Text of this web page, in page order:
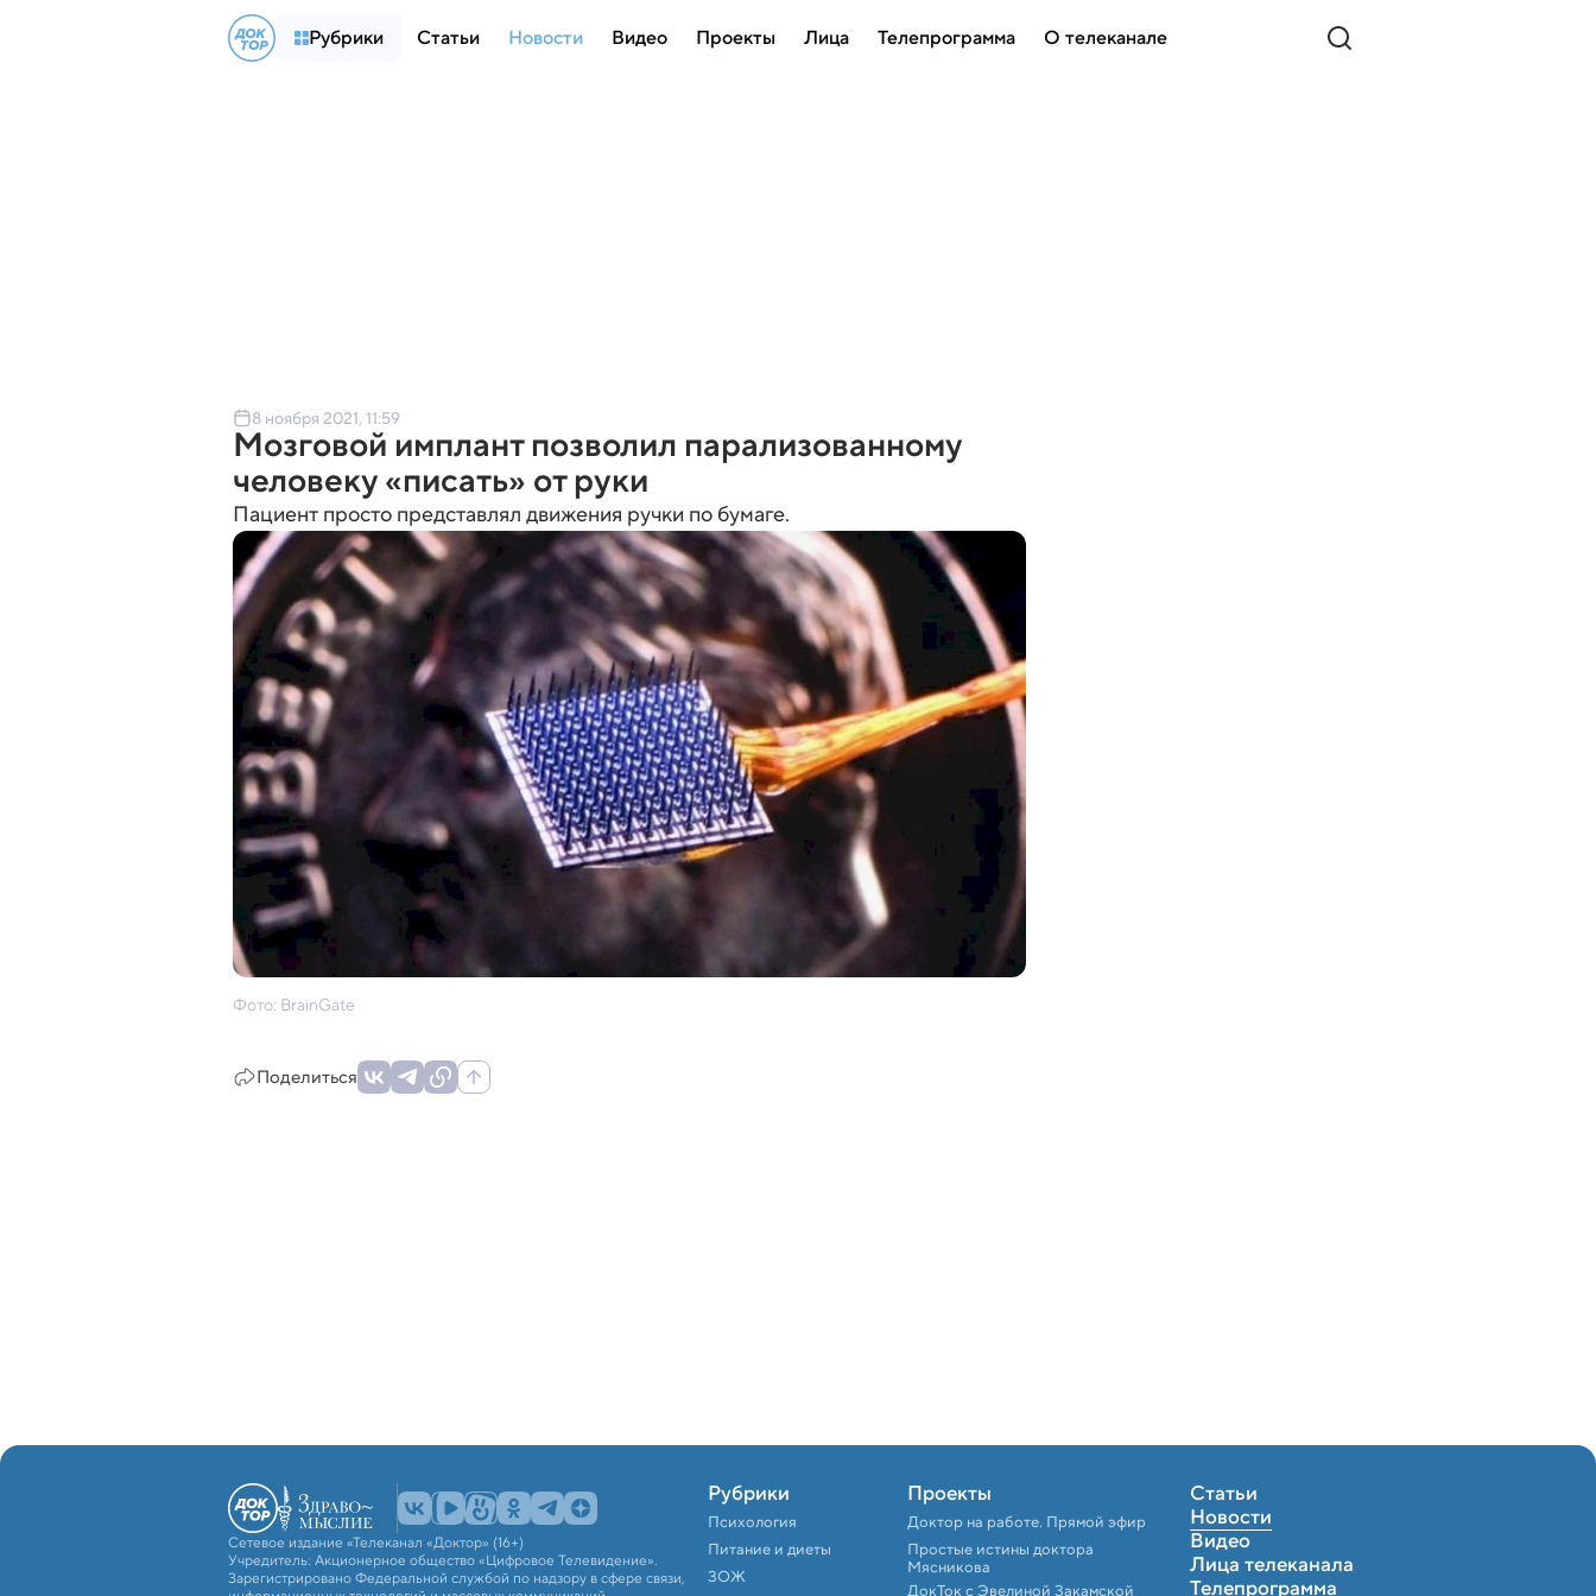
Рубрики Статьи Новости Видео Проекты Лица Телепрограмма О телеканале
8 ноября 2021, 11:59
Мозговой имплант позволил парализованному
человеку «писать» от руки
Пациент просто представлял движения ручки по бумаге.
Фото: BrainGate
Поделиться
Сетевое издание «Телеканал «Доктор» (16+)
Учредитель: Акционерное общество «Цифровое Телевидение».
Зарегистрировано Федеральной службой по надзору в сфере связи,
Рубрики
Психология
Питание и диеты
ЗОЖ
Проекты
Доктор на работе. Прямой эфир
Простые истины доктора
Мясникова
ДокТок с Эвелиной Закамской
Статьи
Новости
Видео
Лица телеканала
Телепрограмма